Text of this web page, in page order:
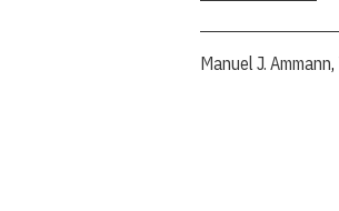
Manuel J. Ammann,